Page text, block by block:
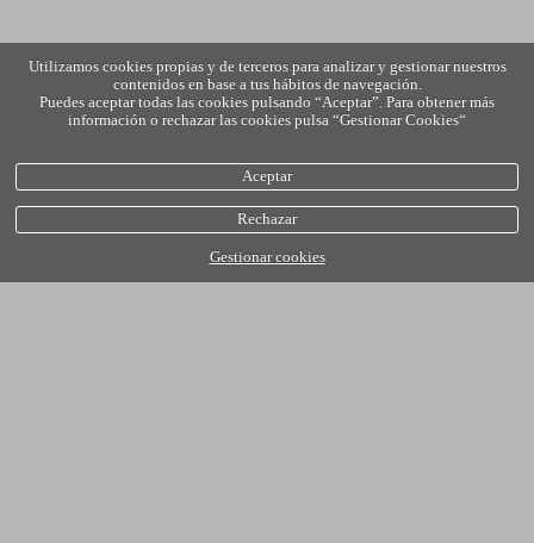
Utilizamos cookies propias y de terceros para analizar y gestionar nuestros
contenidos en base a tus hábitos de navegación.
Puedes aceptar todas las cookies pulsando “Aceptar”. Para obtener más
información o rechazar las cookies pulsa “Gestionar Cookies“
Aceptar
Rechazar
Gestionar cookies